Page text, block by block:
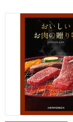
おいしいお肉の